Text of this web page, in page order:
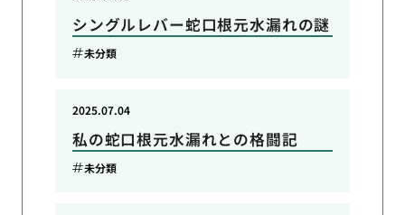
シングルレバー蛇口根元水漏れの謎
未分類
私の蛇口根元水漏れとの格闘記
2025.07.04
未分類